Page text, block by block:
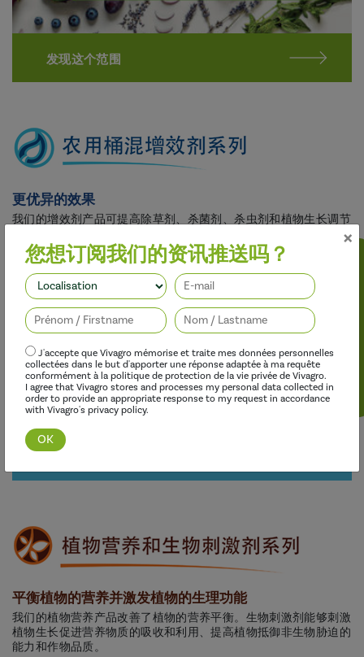
发现这个范围
更优异的效果
我们的增效剂产品可提高除草剂、杀菌剂、杀虫剂和植物生长调节
平衡植物的营养并激发植物的生理功能
我们的植物营养产品改善了植物的营养平衡。生物刺激剂能够刺激
植物生长促进营养物质的吸收和利用、提高植物抵御非生物胁迫的
能力和作物品质。
×
您想订阅我们的资讯推送吗？
J'accepte que Vivagro mémorise et traite mes données personnelles
collectées dans le but d'apporter une réponse adaptée à ma requête
conformément à la politique de protection de la vie privée de Vivagro.
I agree that Vivagro stores and processes my personal data collected in
order to provide an appropriate response to my request in accordance
with Vivagro's privacy policy.